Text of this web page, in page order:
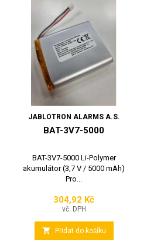
JABLOTRON ALARMS A.S.
BAT-3V7-5000
BAT-3V7-5000 Li-Polymer
akumulátor (3,7 V / 5000 mAh)
Pro...
Cena
304,92 Kč
vč. DPH
 Přidat do košíku